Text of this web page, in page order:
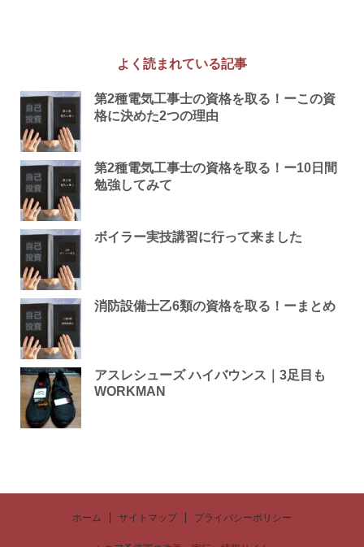
よく読まれている記事
第2種電気工事士の資格を取る！ーこの資
格に決めた2つの理由
第2種電気工事士の資格を取る！ー10日間
勉強してみて
ボイラー実技講習に行って来ました
消防設備士乙6類の資格を取る！ーまとめ
アスレシューズ ハイバウンス｜3足目も
WORKMAN
ホーム サイトマップ プライバシーポリシー